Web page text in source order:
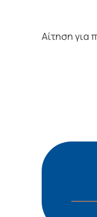
Αίτηση για